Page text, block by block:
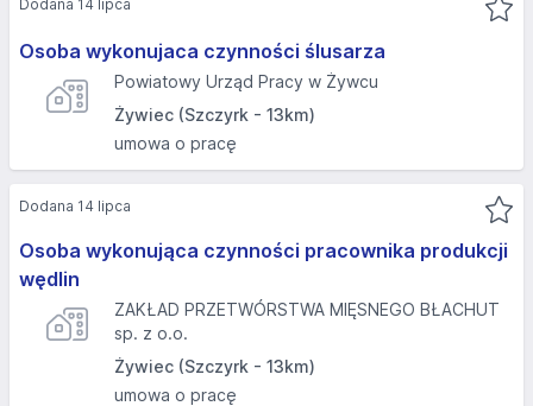
Osoba wykonujaca czynności ślusarza
Powiatowy Urząd Pracy w Żywcu
Żywiec (Szczyrk - 13km)
umowa o pracę
Dodana 14 lipca
Osoba wykonująca czynności pracownika produkcji
wędlin
ZAKŁAD PRZETWÓRSTWA MIĘSNEGO BŁACHUT
sp. z o.o.
Żywiec (Szczyrk - 13km)
umowa o pracę
Dodana 14 lipca